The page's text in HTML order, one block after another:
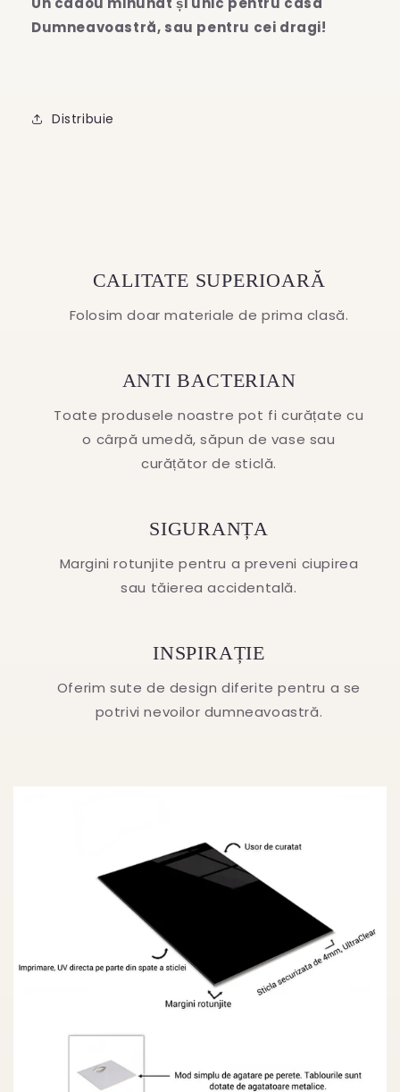
Dumneavoastră, sau pentru cei dragi!
Distribuie
CALITATE SUPERIOARĂ
Folosim doar materiale de prima clasă.
ANTI BACTERIAN
Toate produsele noastre pot fi curățate cu
o cârpă umedă, săpun de vase sau
curățător de sticlă.
SIGURANȚA
Margini rotunjite pentru a preveni ciupirea
sau tăierea accidentală.
INSPIRAȚIE
Oferim sute de design diferite pentru a se
potrivi nevoilor dumneavoastră.